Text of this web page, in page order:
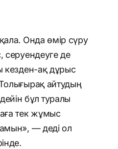
Онда өмір сүру
де
кезден-ақ дұрыс
айтудың
бұл туралы
тек жұмыс
— деді ол